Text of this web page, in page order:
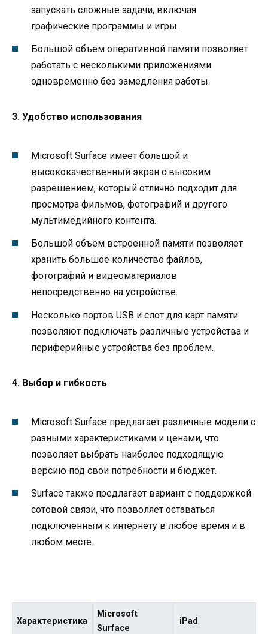
запускать сложные задачи, включая
графические программы и игры.
Большой объем оперативной памяти позволяет
работать с несколькими приложениями
одновременно без замедления работы.
3. Удобство использования
Microsoft Surface имеет большой и
высококачественный экран с высоким
разрешением, который отлично подходит для
просмотра фильмов, фотографий и другого
мультимедийного контента.
Большой объем встроенной памяти позволяет
хранить большое количество файлов,
фотографий и видеоматериалов
непосредственно на устройстве.
Несколько портов USB и слот для карт памяти
позволяют подключать различные устройства и
периферийные устройства без проблем.
4. Выбор и гибкость
Microsoft Surface предлагает различные модели с
разными характеристиками и ценами, что
позволяет выбрать наиболее подходящую
версию под свои потребности и бюджет.
Surface также предлагает вариант с поддержкой
сотовой связи, что позволяет оставаться
подключенным к интернету в любое время и в
любом месте.
Характеристика
Microsoft
Surface
iPad